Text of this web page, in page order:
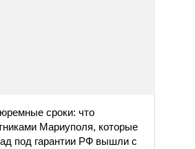
сроки: что
Мариуполя, которые
под гарантии РФ вышли с